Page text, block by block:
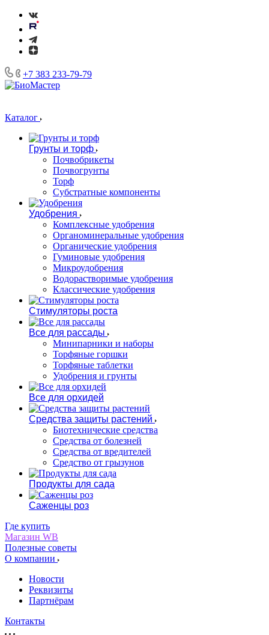
+7 383 233-79-79
Каталог
Грунты и торф
Почвобрикеты
Почвогрунты
Торф
Субстратные компоненты
Удобрения
Комплексные удобрения
Органоминеральные удобрения
Органические удобрения
Гуминовые удобрения
Микроудобрения
Водорастворимые удобрения
Классические удобрения
Стимуляторы роста
Все для рассады
Минипарники и наборы
Торфяные горшки
Торфяные таблетки
Удобрения и грунты
Все для орхидей
Средства защиты растений
Биотехнические средства
Средства от болезней
Средства от вредителей
Средство от грызунов
Продукты для сада
Саженцы роз
Где купить
Магазин WB
Полезные советы
О компании
Новости
Реквизиты
Партнёрам
Контакты